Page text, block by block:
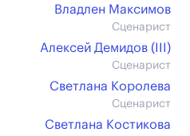
Владлен Максимов
Сценарист
Алексей Демидов (III)
Сценарист
Светлана Королева
Сценарист
Светлана Костикова